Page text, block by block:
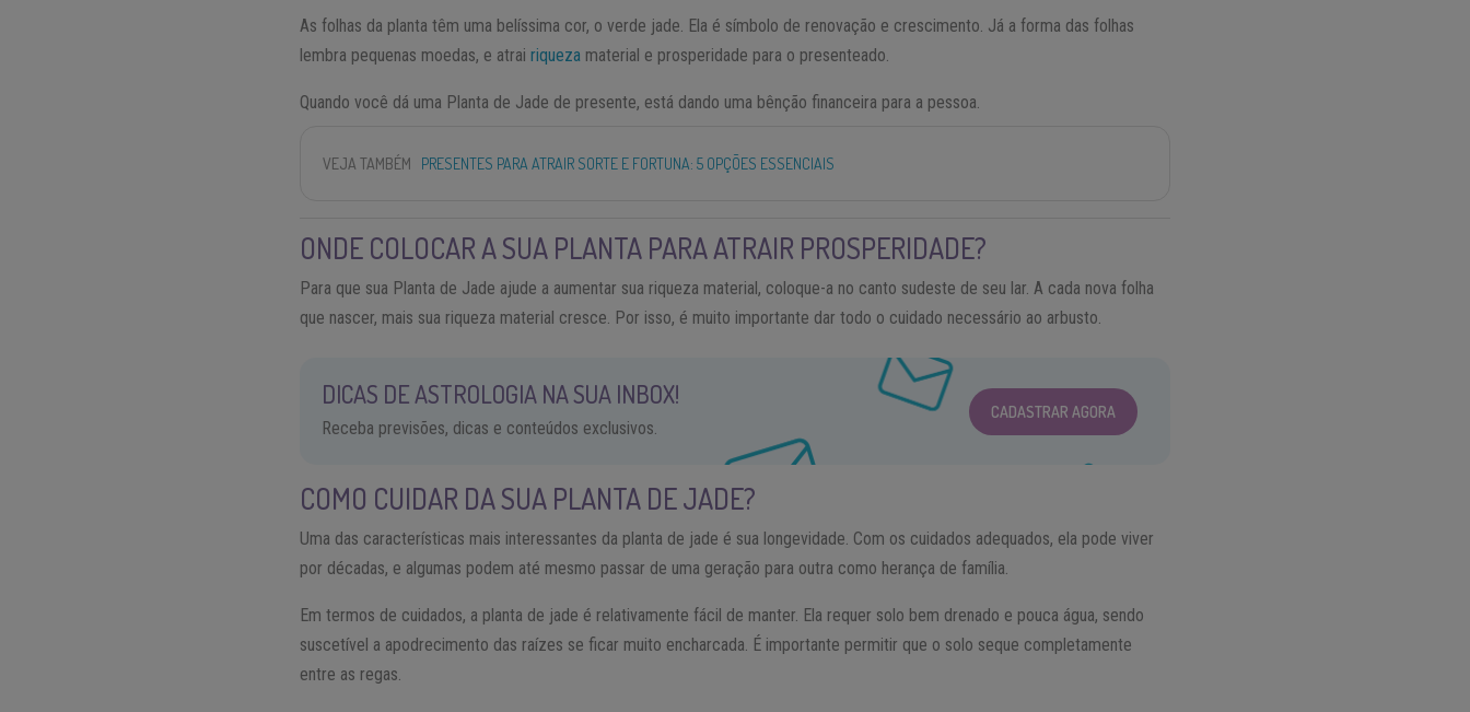
As folhas da planta têm uma belíssima cor, o verde jade. Ela é símbolo de renovação e crescimento. Já a forma das folhas
lembra pequenas moedas, e atrairiqueza material e prosperidade para o presenteado.
Quando você dá uma Planta de Jade de presente, está dando uma bênção financeira para a pessoa.
VEJA TAMBÉM PRESENTES PARA ATRAIR SORTE E FORTUNA: 5 OPÇÕES ESSENCIAIS
ONDE COLOCAR A SUA PLANTA PARA ATRAIR PROSPERIDADE?
Para que sua Planta de Jade ajude a aumentar sua riqueza material, coloque-a no canto sudeste de seu lar. A cada nova folha
que nascer, mais sua riqueza material cresce. Por isso, é muito importante dar todo o cuidado necessário ao arbusto.
DICAS DE ASTROLOGIA NA SUA INBOX!
Receba previsões, dicas e conteúdos exclusivos.
CADASTRAR AGORA
COMO CUIDAR DA SUA PLANTA DE JADE?
Uma das características mais interessantes da planta de jade é sua longevidade. Com os cuidados adequados, ela pode viver
por décadas, e algumas podem até mesmo passar de uma geração para outra como herança de família.
Em termos de cuidados, a planta de jade é relativamente fácil de manter. Ela requer solo bem drenado e pouca água, sendo
suscetível a apodrecimento das raízes se ficar muito encharcada. É importante permitir que o solo seque completamente
entre as regas.